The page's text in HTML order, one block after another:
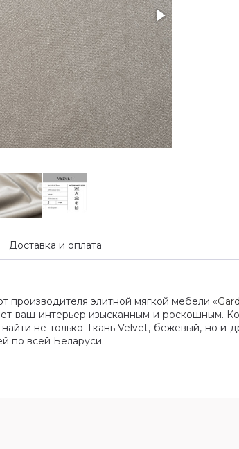
Доставка и оплата
производителя элитной мягкой мебели «
ваш интерьер изысканным и роскошным.
не только Ткань Velvet, бежевый, но и
по всей Беларуси.